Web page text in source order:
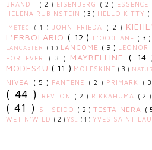
BRANDT ( 2 ) EISENBERG ( 2 ) ESSENCE
HELENA RUBINSTEIN
( 3 ) HELLO KITTY (
IMETEC ( 1 ) JOHN FRIEDA ( 2 )
L'ERBOLARIO ( 12 ) L'OCCITANE ( 3 )
LANCASTER ( 1 ) LANCOME ( 9 ) LEONOR
FOR EVER
( 3 ) MAYBELLINE ( 14
MODES4U ( 11 ) MOLESKINE ( 3 )
NIVEA ( 5 ) PANTENE ( 2 ) PRIMARK (
( 44 )
REVLON ( 2 ) RIKKAHUMA ( 2 )
( 41 )
SHISEIDO ( 2 )TESTA NERA (
WET'N'WILD ( 2 ) YSL ( 1 ) YVES SAINT